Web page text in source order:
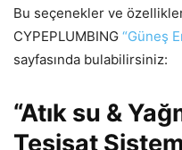
Bu seçenekler ve
CYPEPLUMBING “Güneş
sayfasında bulabilirsiniz:
“Atık su &
Tesisat